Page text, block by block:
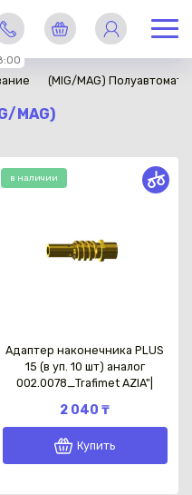
(MIG/MAG)
MAG)
в наличии
Адаптер наконечника PLUS
15 (в уп. 10 шт) аналог
002.0078_Trafimet AZIA"|
2 040 ₸
Купить